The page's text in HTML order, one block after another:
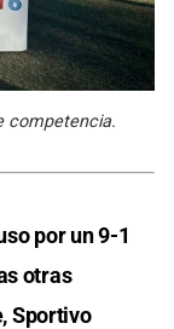
competencia.
por un 9-1
otras
Sportivo